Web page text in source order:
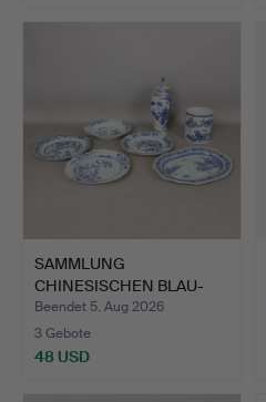
SAMMLUNG
CHINESISCHEN BLAU-
WEISS-PORZELLAN…
Beendet 5. Aug 2026
3 Gebote
48 USD